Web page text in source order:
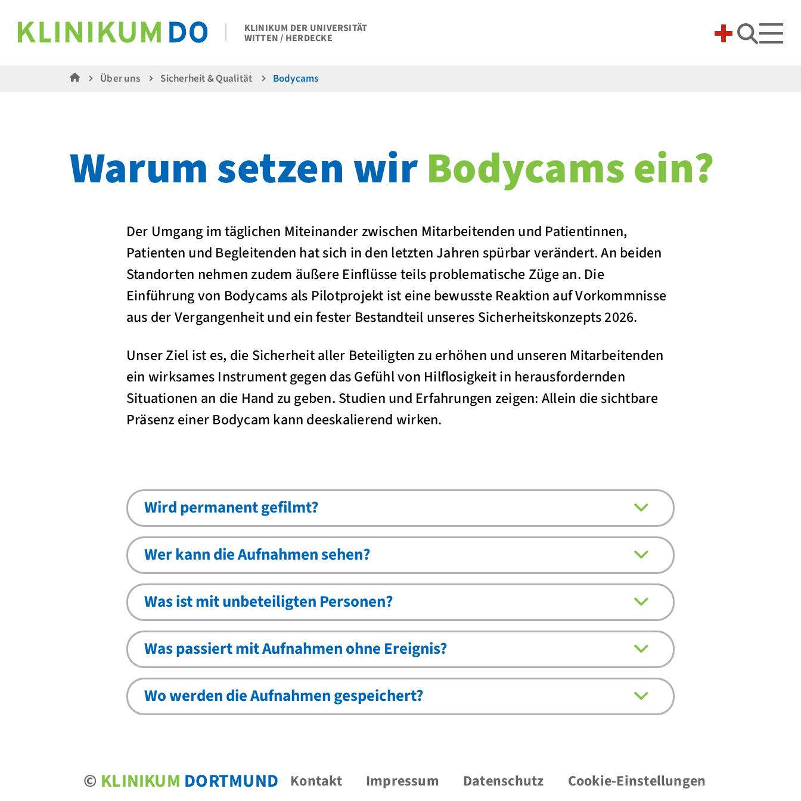
KLINIKUM DER UNIVERSITÄT
WITTEN / HERDECKE Suche
Über uns Sicherheit & Qualität Bodycams
Warum setzen wirBodycams ein?
Der Umgang im täglichen Miteinander zwischen Mitarbeitenden und Patientinnen,
Patienten und Begleitenden hat sich in den letzten Jahren spürbar verändert. An beiden
Standorten nehmen zudem äußere Einflüsse teils problematische Züge an. Die
Einführung von Bodycams als Pilotprojekt ist eine bewusste Reaktion auf Vorkommnisse
aus der Vergangenheit und ein fester Bestandteil unseres Sicherheitskonzepts 2026.
Unser Ziel ist es, die Sicherheit aller Beteiligten zu erhöhen und unseren Mitarbeitenden
ein wirksames Instrument gegen das Gefühl von Hilflosigkeit in herausfordernden
Situationen an die Hand zu geben. Studien und Erfahrungen zeigen: Allein die sichtbare
Präsenz einer Bodycam kann deeskalierend wirken.
Wird permanent gefilmt?
Wer kann die Aufnahmen sehen?
Was ist mit unbeteiligten Personen?
Was passiert mit Aufnahmen ohne Ereignis?
Wo werden die Aufnahmen gespeichert?
© KLINIKUM DORTMUND Kontakt Impressum Datenschutz Cookie-Einstellungen